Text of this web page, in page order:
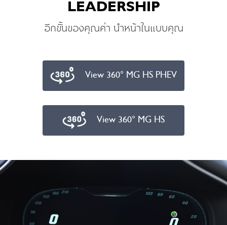
Total Showroom (0branches)
LEADERSHIP
อีกขั้นของคุณค่า นำหน้าในแบบคุณ
View 360° MG HS PHEV
View 360° MG HS